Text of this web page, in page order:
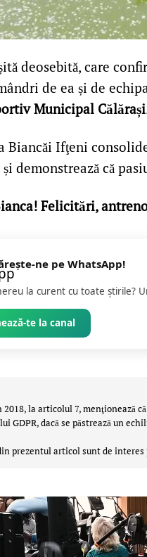
deosebită, care
de ea și de
Municipal Călărași
Biancăi Ifţeni
demonstrează că
Felicitări,
ne pe WhatsApp!
la curent cu toate știrile?
te la canal
2018, la articolul 7, menţionează
GDPR, dacă se păstrează un
prezentul articol sunt de interes